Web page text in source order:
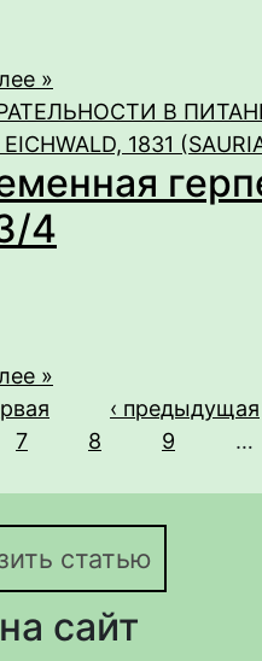
»
В
EICHWALD, 1831
4
»
‹ предыдущая
7
8 9 …
статью
сайт